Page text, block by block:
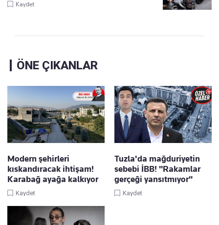
Kaydet
ÖNE ÇIKANLAR
Modern şehirleri
kıskandıracak ihtişam!
Karabağ ayağa kalkıyor
Kaydet
Tuzla'da mağduriyetin
sebebi İBB! "Rakamlar
gerçeği yansıtmıyor"
Kaydet